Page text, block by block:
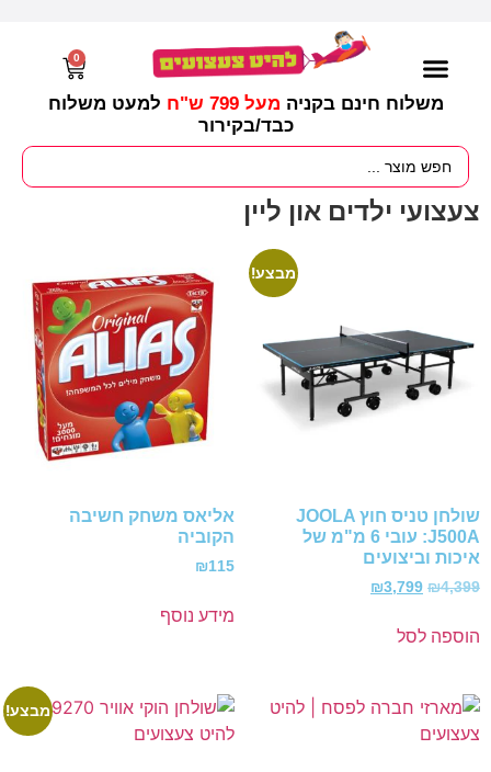
משלוח חינם בקניה מעל 799 ש"ח
למעט משלוח
כבד/בקירור
0
צעצועי ילדים און ליין
מבצע!
שולחן טניס חוץ JOOLA
J500A: עובי 6 מ"מ של
איכות וביצועים
₪4,399
₪3,799
הוספה לסל
אליאס משחק חשיבה
הקוביה
₪115
מידע נוסף
מבצע!